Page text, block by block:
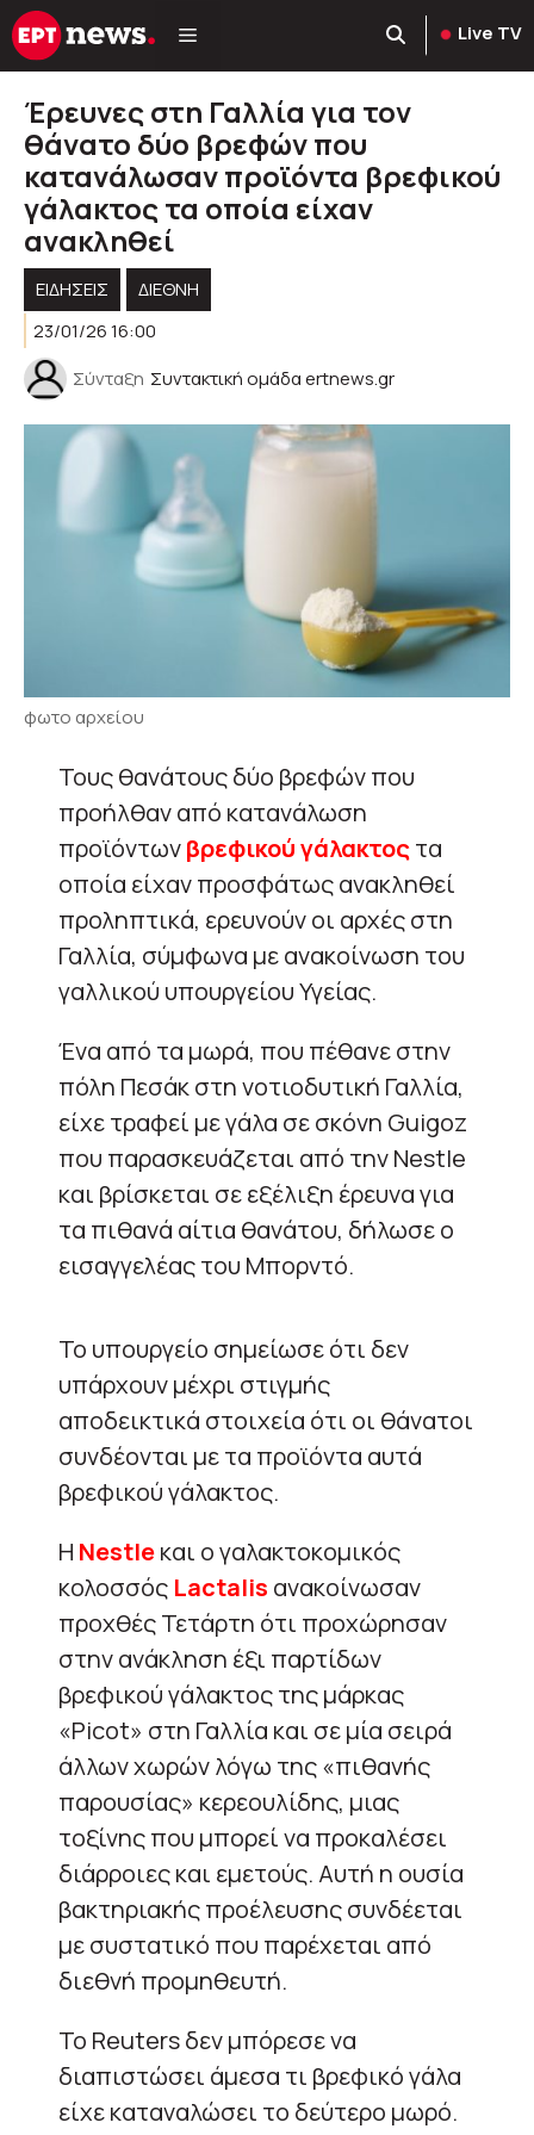
Μετάβαση
σε
Live TV
Έρευνες στη Γαλλία για τον
θάνατο δύο βρεφών που
κατανάλωσαν προϊόντα βρεφικού
γάλακτος τα οποία είχαν
ανακληθεί
ΕΙΔΗΣΕΙΣ
ΔΙΕΘΝΗ
23/01/26 16:00
Σύνταξη Συντακτική ομάδα ertnews.gr
φωτο αρχείου
Τους θανάτους δύο βρεφών που
προήλθαν από κατανάλωση
προϊόντωνβρεφικού γάλακτοςτα
οποία είχαν προσφάτως ανακληθεί
προληπτικά, ερευνούν οι αρχές στη
Γαλλία, σύμφωνα με ανακοίνωση του
γαλλικού υπουργείου Υγείας.
Ένα από τα μωρά, που πέθανε στην
πόλη Πεσάκ στη νοτιοδυτική Γαλλία,
είχε τραφεί με γάλα σε σκόνη Guigoz
που παρασκευάζεται από την Nestle
και βρίσκεται σε εξέλιξη έρευνα για
τα πιθανά αίτια θανάτου, δήλωσε ο
εισαγγελέας του Μπορντό.
Το υπουργείο σημείωσε ότι δεν
υπάρχουν μέχρι στιγμής
αποδεικτικά στοιχεία ότι οι θάνατοι
συνδέονται με τα προϊόντα αυτά
βρεφικού γάλακτος.
Η Nestleκαι ο γαλακτοκομικός
κολοσσός Lactalis ανακοίνωσαν
προχθές Τετάρτη ότι προχώρησαν
στην ανάκληση έξι παρτίδων
βρεφικού γάλακτος της μάρκας
«Picot» στη Γαλλία και σε μία σειρά
άλλων χωρών λόγω της «πιθανής
παρουσίας» κερεουλίδης, μιας
τοξίνης που μπορεί να προκαλέσει
διάρροιες και εμετούς. Αυτή η ουσία
βακτηριακής προέλευσης συνδέεται
με συστατικό που παρέχεται από
διεθνή προμηθευτή.
Το Reuters δεν μπόρεσε να
διαπιστώσει άμεσα τι βρεφικό γάλα
είχε καταναλώσει το δεύτερο μωρό.